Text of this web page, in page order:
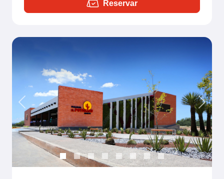
Reservar
Previous Next